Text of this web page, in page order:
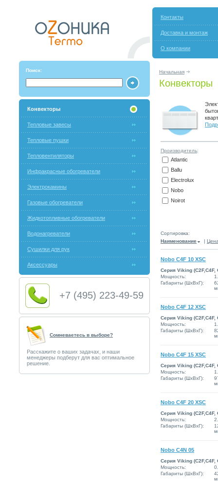
Контакты
Доставка и монтаж
О компании
Поиск: Начальная
Конвекторы
Конвекторы
Тепловые завесы
Тепловые пушки
Тепловентиляторы
Инфракрасные обогреватели
Электрокамины
Газовые обогреватели
Жидкотопливные обогреватели
Водонагреватели
Сушилки для рук
Аксессуары
+7 (495) 223-49-59
Сомневаетесь в выборе?
Расскажите о ваших задачах, и наши
менеджеры подберут для вас оптимальное
решение.
Производитель:
Atlantic
Ballu
Electrolux
Nobo
Noirot
Сортировка:
Наименование
|
Nobo C4F 10 XSC
Серия Viking (C2F,C4F,
Мощность:
Габариты (ШxВxГ):
Nobo C4F 12 XSC
Серия Viking (C2F,C4F,
Мощность:
Габариты (ШxВxГ):
Nobo C4F 15 XSC
Серия Viking (C2F,C4F,
Мощность:
Габариты (ШxВxГ):
Nobo C4F 20 XSC
Серия Viking (C2F,C4F,
Мощность:
Габариты (ШxВxГ):
Nobo C4N 05
Серия Viking (C2F,C4F,
Мощность:
Габариты (ШxВxГ):